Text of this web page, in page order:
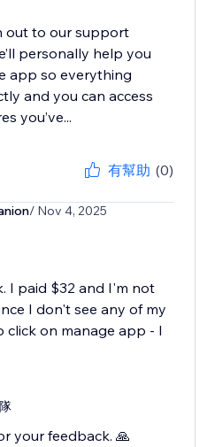
out to our support
personally help you
app so everything
and you can access
you’ve...
有幫助 (0)
/ Nov 4, 2025
I paid $32 and I'm not
I don't see any of my
click on manage app - I
your feedback. 🙏